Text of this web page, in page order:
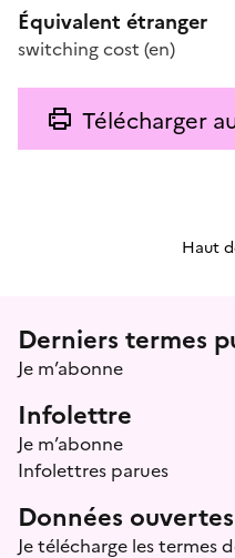
Équivalent étranger
switching cost (en)
Télécharger
Haut
Menu
Derniers termes
Je m’abonne
Infolettre
Je m’abonne
Infolettres parues
Données ouvertes
Je télécharge les termes